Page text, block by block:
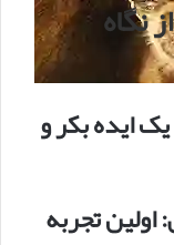
نگاه
ایده بکر و
تجربه